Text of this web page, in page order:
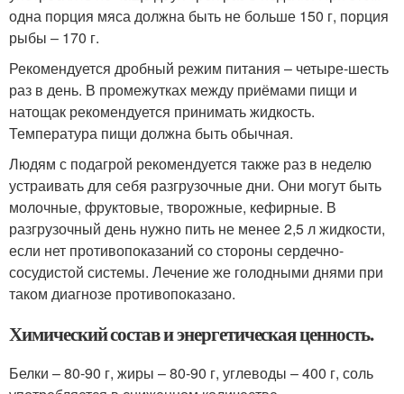
одна порция мяса должна быть не больше 150 г, порция
рыбы – 170 г.
Рекомендуется дробный режим питания – четыре-шесть
раз в день. В промежутках между приёмами пищи и
натощак рекомендуется принимать жидкость.
Температура пищи должна быть обычная.
Людям с подагрой рекомендуется также раз в неделю
устраивать для себя разгрузочные дни. Они могут быть
молочные, фруктовые, творожные, кефирные. В
разгрузочный день нужно пить не менее 2,5 л жидкости,
если нет противопоказаний со стороны сердечно-
сосудистой системы. Лечение же голодными днями при
таком диагнозе противопоказано.
Химический состав и энергетическая ценность.
Белки – 80-90 г, жиры – 80-90 г, углеводы – 400 г, соль